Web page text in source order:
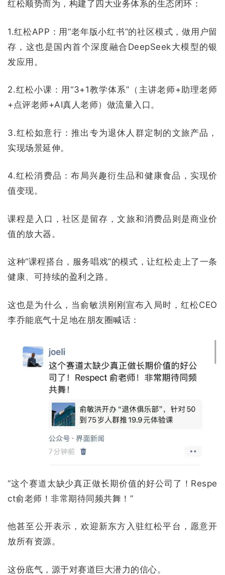
红松顺势而为，构建了四大业务体系的生态闭环：
1.红松APP：用“老年版小红书”的社区模式，做用户留
存，这也是国内首个深度融合DeepSeek大模型的银
发应用。
2.红松小课：用“3+1教学体系”（主讲老师+助理老师
+点评老师+AI真人老师）做流量入口。
3.红松如意行：推出专为退休人群定制的文旅产品，
实现场景延伸。
4.红松消费品：布局兴趣衍生品和健康食品，实现价
值变现。
课程是入口，社区是留存，文旅和消费品则是商业价
值的放大器。
这种“课程搭台，服务唱戏”的模式，让红松走上了一条
健康、可持续的盈利之路。
这也是为什么，当俞敏洪刚刚宣布入局时，红松CEO
李乔能底气十足地在朋友圈喊话：
“这个赛道太缺少真正做长期价值的好公司了！Respe
ct俞老师！非常期待同频共舞！”
他甚至公开表示，欢迎新东方入驻红松平台，愿意开
放所有资源。
这份底气，源于对赛道巨大潜力的信心。